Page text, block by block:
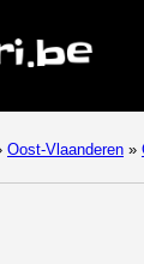
Oost-Vlaanderen »